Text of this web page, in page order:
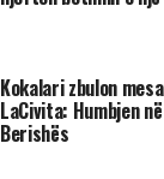
Kokalari zbulon
LaCivita: Humbjen
Berishës